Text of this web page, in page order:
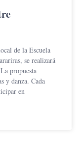
de la Escuela
se realizará
propuesta
y danza. Cada
en